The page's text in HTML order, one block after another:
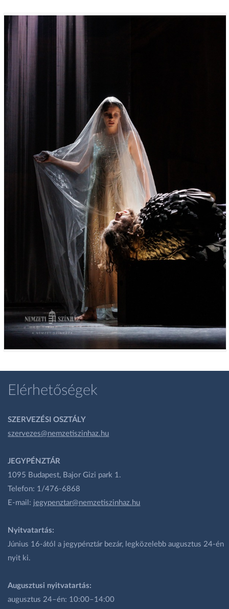
Elérhetőségek
SZERVEZÉSI OSZTÁLY
szervezes@nemzetiszinhaz.hu
JEGYPÉNZTÁR
1095 Budapest, Bajor Gizi park 1.
Telefon: 1/476-6868
E-mail: jegypenztar@nemzetiszinhaz.hu
Nyitvatartás:
Június 16-ától a jegypénztár bezár, legközelebb augusztus 24-én
nyit ki.
Augusztusi nyitvatartás:
augusztus 24–én: 10:00–14:00